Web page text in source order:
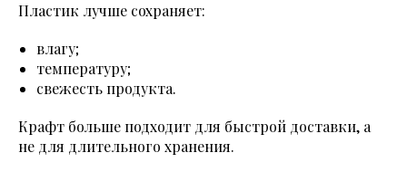
Пластик лучше сохраняет:
влагу;
температуру;
свежесть продукта.
Крафт больше подходит для быстрой доставки, а
не для длительного хранения.